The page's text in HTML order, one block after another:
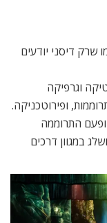
דיסני יודעים
וגרפיקה
ופירוטכניקה.
התרוממה
במגוון דרכים